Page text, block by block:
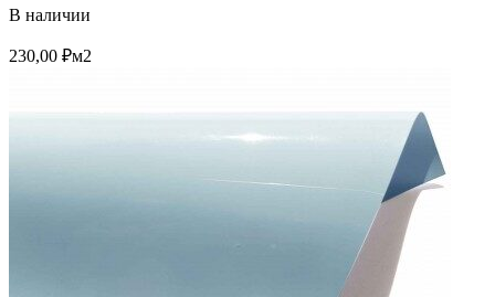
В наличии
230,00 ₽м2